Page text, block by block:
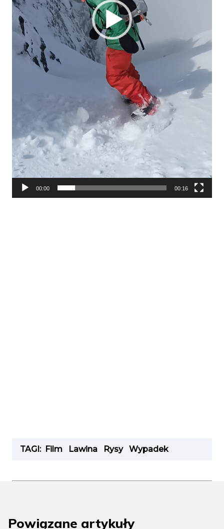
00:00 00:16
TAGI: Film Lawina Rysy Wypadek
Powiązane artykuły